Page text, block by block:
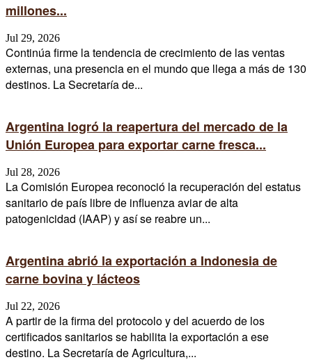
millones...
Jul 29, 2026
Continúa firme la tendencia de crecimiento de las ventas
externas, una presencia en el mundo que llega a más de 130
destinos. La Secretaría de...
Argentina logró la reapertura del mercado de la
Unión Europea para exportar carne fresca...
Jul 28, 2026
La Comisión Europea reconoció la recuperación del estatus
sanitario de país libre de influenza aviar de alta
patogenicidad (IAAP) y así se reabre un...
Argentina abrió la exportación a Indonesia de
carne bovina y lácteos
Jul 22, 2026
A partir de la firma del protocolo y del acuerdo de los
certificados sanitarios se habilita la exportación a ese
destino. La Secretaría de Agricultura,...